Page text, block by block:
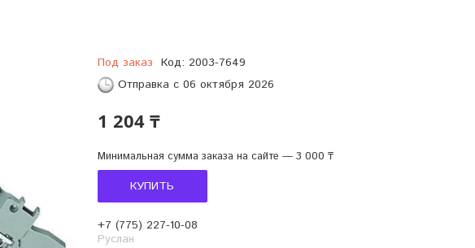
Под заказ Код: 2003-7649
Отправка с 06 октября 2026
1 204 ₸
Минимальная сумма заказа на сайте — 3 000 ₸
КУПИТЬ
+7 (775) 227-10-08
Руслан